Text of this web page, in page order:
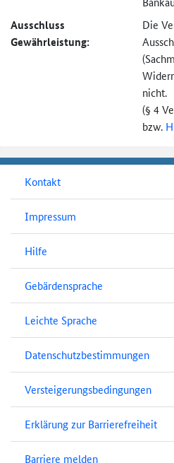
Ausschluss
Gewährleistung:
Die
nicht.
(§ 4
bzw.
Kontakt
Impressum
Hilfe
Gebärdensprache
Leichte Sprache
Datenschutzbestimmungen
Versteigerungsbedingungen
Erklärung zur Barrierefreiheit
Barriere melden